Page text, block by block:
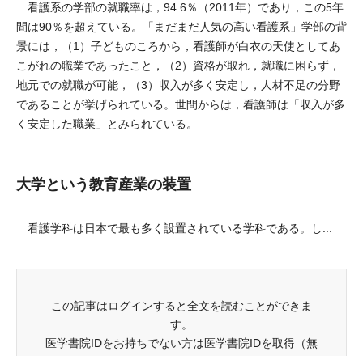
看護系の学部の就職率は，94.6％（2011年）であり，この5年
間は90％を超えている。「まだまだ人気の高い看護系」学部の背
景には，（1）子どものころから，看護師が白衣の天使としてあ
こがれの職業であったこと，（2）資格が取れ，就職に困らず，
地元での就職が可能，（3）収入が多く安定し，人材不足の分野
であることが挙げられている。世間からは，看護師は「収入が多
く安定した職業」とみられている。
大学という教育産業の装置
看護学科は日本で最も多く設置されている学科である。し...
この記事はログインすると全文を読むことができま
す。
医学書院IDをお持ちでない方は医学書院IDを取得（無